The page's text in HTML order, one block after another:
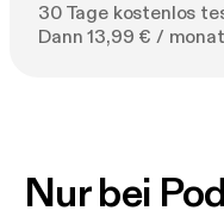
30 Tage kostenlos
Dann 13,99 € / monat
Nur bei